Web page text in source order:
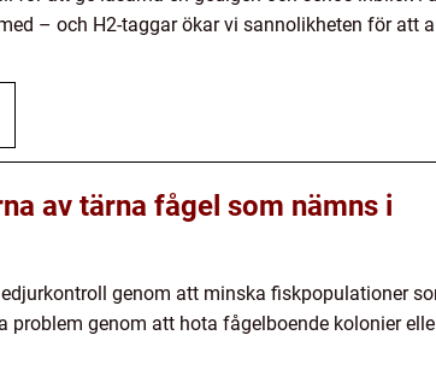
– och H2-taggar ökar vi sannolikheten för att
av tärna fågel som nämns i
genom att minska fiskpopulationer
genom att hota fågelboende kolonier